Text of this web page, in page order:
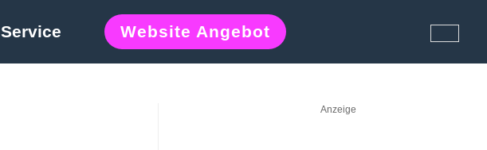
Service Website Angebot
Anzeige